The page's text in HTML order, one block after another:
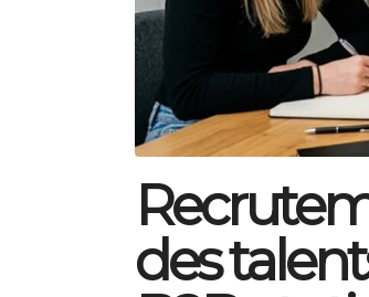
des